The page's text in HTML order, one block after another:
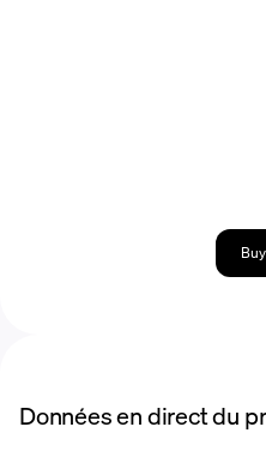
Données en direct du